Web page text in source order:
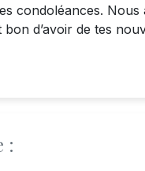
condoléances. Nous
d’avoir de tes
: